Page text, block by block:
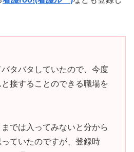
タバタしていたので、今度
接することのできる職場を
では入ってみないと分から
ていたのですが、登録時